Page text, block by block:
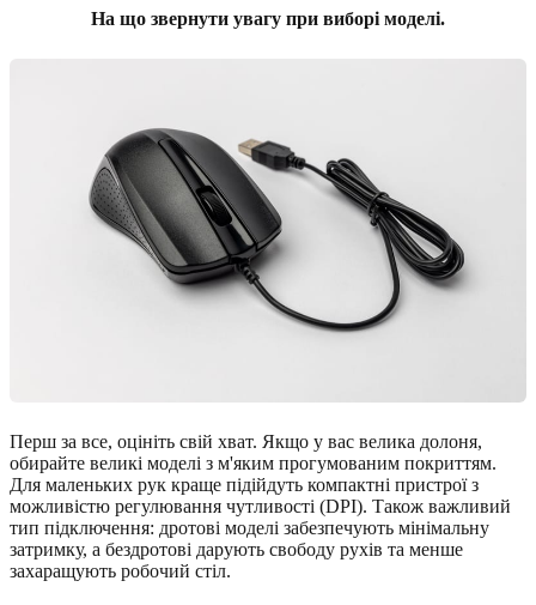
На що звернути увагу при виборі моделі.
Перш за все, оцініть свій хват. Якщо у вас велика долоня,
обирайте великі моделі з м'яким прогумованим покриттям.
Для маленьких рук краще підійдуть компактні пристрої з
можливістю регулювання чутливості (DPI). Також важливий
тип підключення: дротові моделі забезпечують мінімальну
затримку, а бездротові дарують свободу рухів та менше
захаращують робочий стіл.